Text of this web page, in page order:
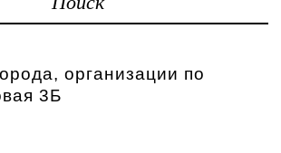
организации по
3Б